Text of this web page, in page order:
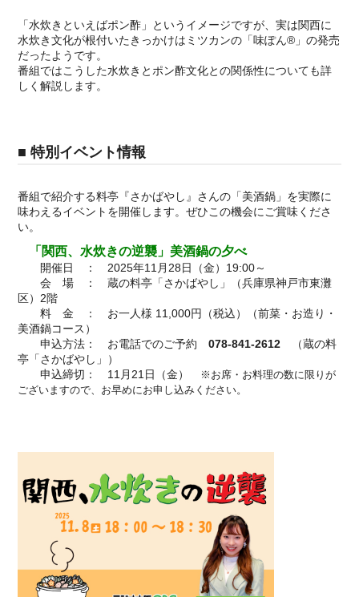
「水炊きといえばポン酢」というイメージですが、実は関西に
水炊き文化が根付いたきっかけはミツカンの「味ぽん®」の発売
だったようです。
番組ではこうした水炊きとポン酢文化との関係性についても詳
しく解説します。
■ 特別イベント情報
番組で紹介する料亭『さかばやし』さんの「美酒鍋」を実際に
味わえるイベントを開催します。ぜひこの機会にご賞味くださ
い。
「関西、水炊きの逆襲」美酒鍋の夕べ
開催日 ： 2025年11月28日（金）19:00～
会 場 ： 蔵の料亭「さかばやし」（兵庫県神戸市東灘
区）2階
料 金 ： お一人様 11,000円（税込）（前菜・お造り・
美酒鍋コース）
申込方法： お電話でのご予約078-841-2612 （蔵の料
亭「さかばやし」）
申込締切： 11月21日（金）
※お席・お料理の数に限りが
ございますので、お早めにお申し込みください。